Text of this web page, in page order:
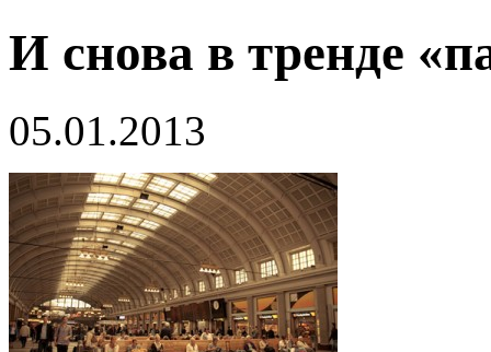
И снова в тренде
05.01.2013